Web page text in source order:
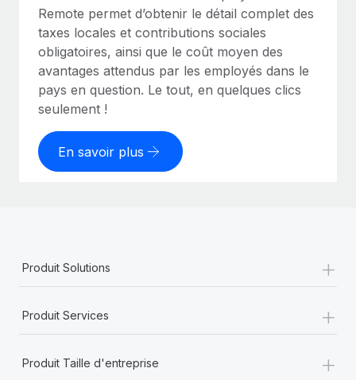
Remote permet d’obtenir le détail complet des
taxes locales et contributions sociales
obligatoires, ainsi que le coût moyen des
avantages attendus par les employés dans le
pays en question. Le tout, en quelques clics
seulement !
En savoir plus
Produit Solutions +
Produit Services +
Produit Taille d'entreprise +